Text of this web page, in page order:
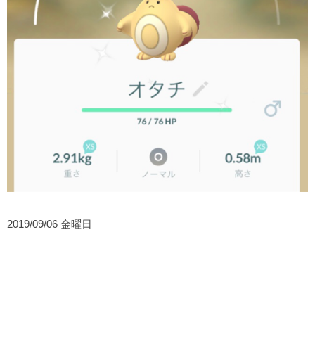
2019/09/06 金曜日